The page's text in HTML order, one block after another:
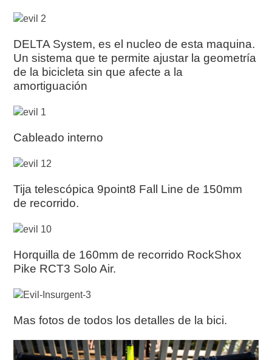
DELTA System, es el nucleo de esta maquina.
Un sistema que te permite ajustar la geometría
de la bicicleta sin que afecte a la
amortiguación
Cableado interno
Tija telescópica 9point8 Fall Line de 150mm
de recorrido.
Horquilla de 160mm de recorrido RockShox
Pike RCT3 Solo Air.
Mas fotos de todos los detalles de la bici.